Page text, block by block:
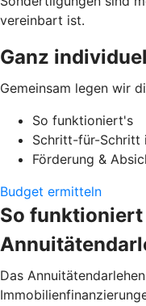
vereinbart ist.
Ganz
Gemeinsam legen wir
So funktioniert's
Schritt-für-Schritt
Förderung &
Budget ermitteln
So funktioniert
Das